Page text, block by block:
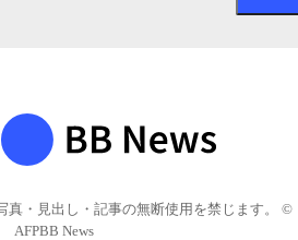
真・見出し・記事の無断使用を禁じます。 ©
AFPBB News